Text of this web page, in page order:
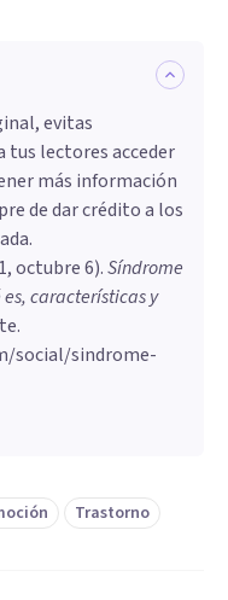
evitas
tus lectores acceder
más información
de dar crédito a los
octubre 6).Síndrome
características y
social/sindrome-
Trastorno